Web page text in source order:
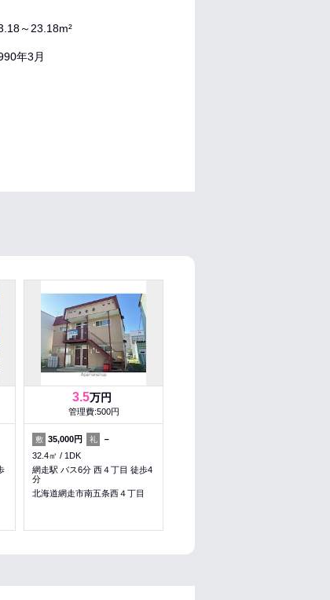
～23.18m²
年3月
3.5万円
管理費:500円
敷 35,000円 礼
－
32.4㎡
1DK
網走駅 バス6分 西４丁目 徒歩4
分
北海道網走市南五条西４丁目